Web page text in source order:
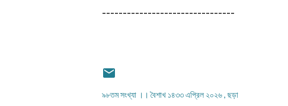
--------------------------------
৯৮তম সংখ্যা ।। বৈশাখ ১৪৩৩ এপ্রিল ২০২৬ ছড়া